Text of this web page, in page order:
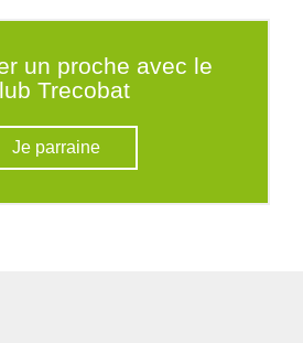
un proche avec le
Trecobat
Je parraine